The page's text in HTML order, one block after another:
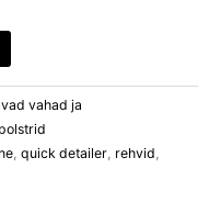
vahad ja
quick detailer rehvid